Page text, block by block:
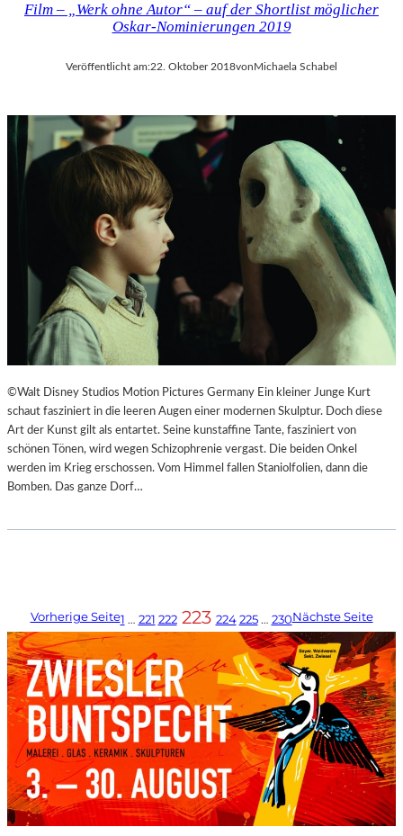
Film – „Werk ohne Autor“ – auf der Shortlist möglicher
Oskar-Nominierungen 2019
Veröffentlicht am:22. Oktober 2018vonMichaela Schabel
©Walt Disney Studios Motion Pictures Germany Ein kleiner Junge Kurt
schaut fasziniert in die leeren Augen einer modernen Skulptur. Doch diese
Art der Kunst gilt als entartet. Seine kunstaffine Tante, fasziniert von
schönen Tönen, wird wegen Schizophrenie vergast. Die beiden Onkel
werden im Krieg erschossen. Vom Himmel fallen Staniolfolien, dann die
Bomben. Das ganze Dorf…
Vorherige Seite1 … 221 222 223 224 225 … 230Nächste Seite